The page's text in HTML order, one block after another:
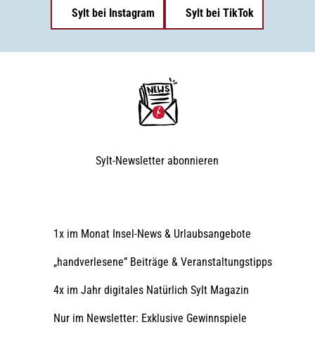
Sylt bei Instagram Sylt bei TikTok
Sylt-Newsletter abonnieren
1x im Monat Insel-News & Urlaubsangebote
„handverlesene” Beiträge & Veranstaltungstipps
4x im Jahr digitales Natürlich Sylt Magazin
Nur im Newsletter: Exklusive Gewinnspiele